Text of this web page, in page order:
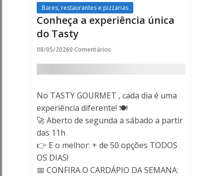
-
Porto
Ferreira
Online
-
Porto
Ferreira
Online
Bares, restaurantes e pizzarias
Conheça a experiência única
do Tasty
08/05/20260 Comentários
No TASTY GOURMET , cada dia é uma
experiência diferente! 🍽️
🚀 Aberto de segunda a sábado a partir
das 11h
👉 E o melhor: + de 50 opções TODOS
OS DIAS!
📅 CONFIRA O CARDÁPIO DA SEMANA: